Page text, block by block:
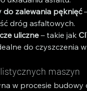
do zalewania pęknięć
dróg asfaltowych.
uliczne – takie jak
do czyszczenia
maszyn
w procesie budowy